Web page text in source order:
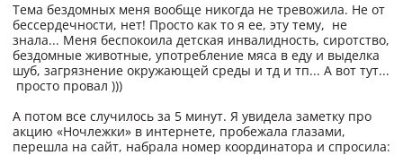
Тема бездомных меня вообще никогда не тревожила. Не от
бессердечности, нет! Просто как то я ее, эту тему, не
знала... Меня беспокоила детская инвалидность, сиротство,
бездомные животные, употребление мяса в еду и выделка
шуб, загрязнение окружающей среды и тд и тп... А вот тут...
просто провал )))
А потом все случилось за 5 минут. Я увидела заметку про
акцию «Ночлежки» в интернете, пробежала глазами,
перешла на сайт, набрала номер координатора и спросила: